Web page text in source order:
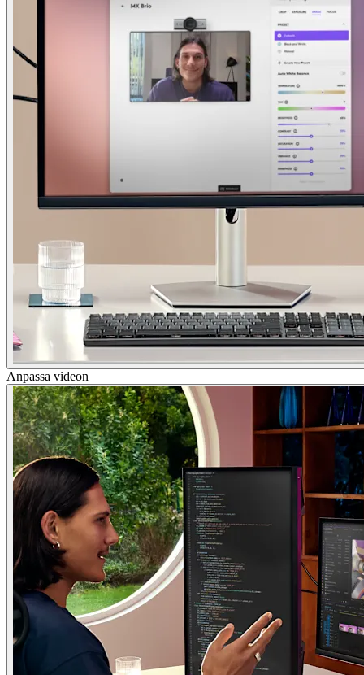
Anpassa videon